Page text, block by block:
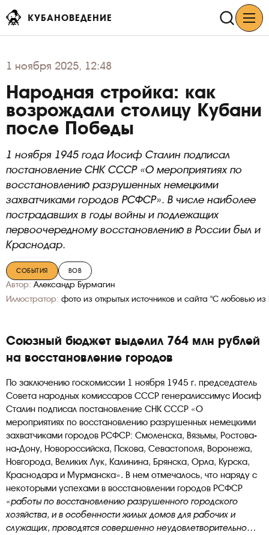
КУБАНОВЕДЕНИЕ
1 ноября 2025, 12:48
Народная стройка: как
возрождали столицу Кубани
после Победы
1 ноября 1945 года Иосиф Сталин подписал
постановление СНК СССР «О мероприятиях по
восстановлению разрушенных немецкими
захватчиками городов РСФСР». В числе наиболее
пострадавших в годы войны и подлежащих
первоочередному восстановлению в России был и
Краснодар.
СОБЫТИЯ ВОВ
Автор: Александр Бурмагин
Иллюстратор: фото из открытых источников и сайта "С любовью
Союзный бюджет выделил 764 млн рублей
на восстановление городов
По заключению госкомиссии 1 ноября 1945 г. председатель
Совета народных комиссаров СССР генералиссимус Иосиф
Сталин подписал постановление СНК СССР «О
мероприятиях по восстановлению разрушенных немецкими
захватчиками городов РСФСР: Смоленска, Вязьмы, Ростова-
на-Дону, Новороссийска, Пскова, Севастополя, Воронежа,
Новгорода, Великих Лук, Калинина, Брянска, Орла, Курска,
Краснодара и Мурманска». В нем отмечалось, что наряду с
некоторыми успехами в восстановлении городов РСФСР
«работы по восстановлению разрушенного городского
хозяйства, и в особенности жилых домов для рабочих и
служащих, проводятся совершенно неудовлетворительно…